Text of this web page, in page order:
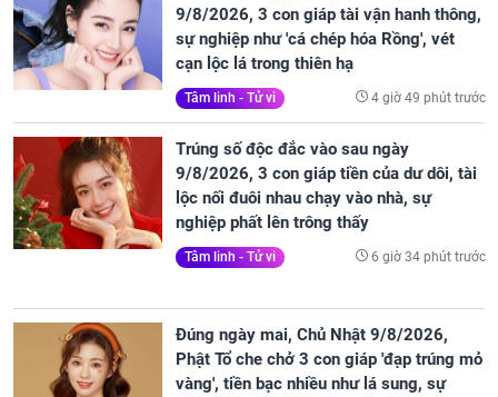
9/8/2026, 3 con giáp tài vận hanh thông,
sự nghiệp như 'cá chép hóa Rồng', vét
cạn lộc lá trong thiên hạ
Tâm linh - Tử vi 4 giờ 49 phút trước
Trúng số độc đắc vào sau ngày
9/8/2026, 3 con giáp tiền của dư dôi, tài
lộc nối đuôi nhau chạy vào nhà, sự
nghiệp phất lên trông thấy
Tâm linh - Tử vi 6 giờ 34 phút trước
Đúng ngày mai, Chủ Nhật 9/8/2026,
Phật Tổ che chở 3 con giáp 'đạp trúng mỏ
vàng', tiền bạc nhiều như lá sung, sự